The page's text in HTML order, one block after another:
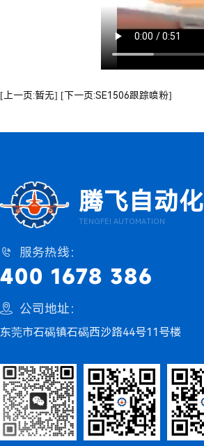
[上一页:暂无] [下一页:SE1506跟踪喷粉]
腾飞自动化
TENGFEI AUTOMATION
 服务热线：
400 1678 386
 公司地址：
东莞市石碣镇石碣西沙路44号11号楼